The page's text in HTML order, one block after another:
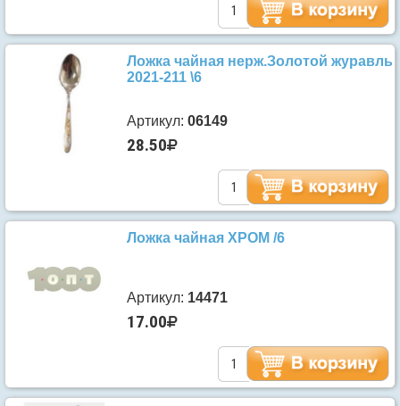
Ложка чайная нерж.Золотой журавль
2021-211 \6
Артикул: 06149
28.50
Ложка чайная ХРОМ /6
Артикул: 14471
17.00